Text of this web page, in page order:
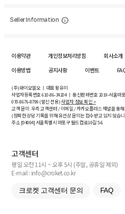
Seller Information
이용약관 개인정보처리방침 회사소개
이용방법
공지사항 이벤트
(주)와이오엘오 ㅣ 대표 황유미
사업자등록번호610-86-34204ㅣ 통신판매번호 2019-서울마
070-8676-8799 (발신 전용)사업자 정보 확인 >
고객 문의: 우측 고객센터 / 이메일 / 카카오플러스 채널을 통
(정확한 상담 기록을 위해 유선상 문의는 접수받고 있지 않습
주소 [04004] 서울특별시 마포구 월드컵로10길5-6
고객센터
평일 오전 11시 ~ 오후 5시 (주말, 공휴일 제외)
E-mail : info@croket.co.kr
크로켓 고객센터 문의 FAQ